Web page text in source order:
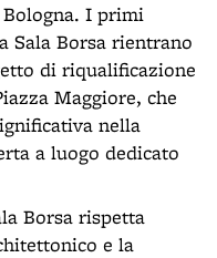
I primi
Sala Borsa rientrano
di riqualificazione
Maggiore, che
nella
a luogo dedicato
Borsa rispetta
e la